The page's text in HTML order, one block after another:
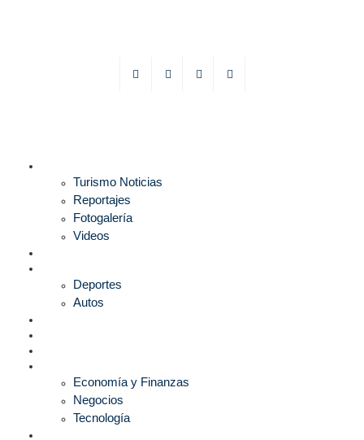
Turismo Noticias
Reportajes
Fotogalería
Videos
Deportes
Autos
Economía y Finanzas
Negocios
Tecnología